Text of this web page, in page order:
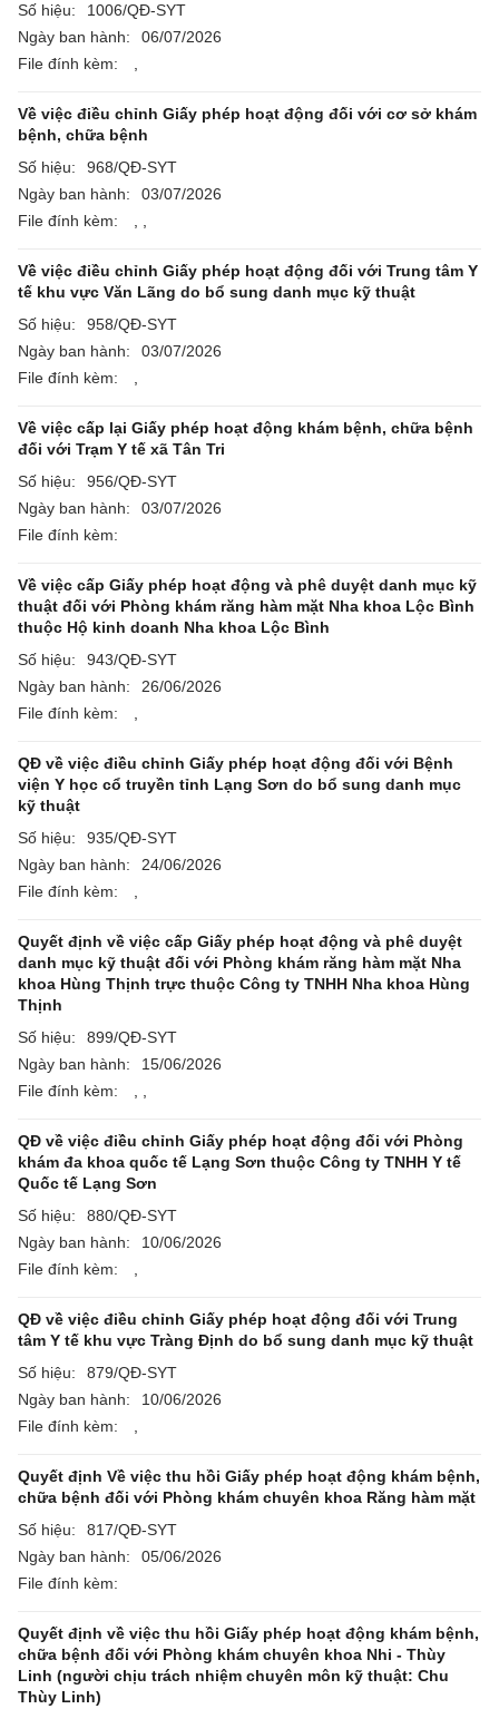
Số hiệu:
1006/QĐ-SYT
Ngày ban hành:
06/07/2026
File đính kèm:
Về việc điều chỉnh Giấy phép hoạt động đối với cơ sở khám
bệnh, chữa bệnh
Số hiệu:
968/QĐ-SYT
Ngày ban hành:
03/07/2026
File đính kèm:
Về việc điều chỉnh Giấy phép hoạt động đối với Trung tâm Y
tế khu vực Văn Lãng do bổ sung danh mục kỹ thuật
Số hiệu:
958/QĐ-SYT
Ngày ban hành:
03/07/2026
File đính kèm:
Về việc cấp lại Giấy phép hoạt động khám bệnh, chữa bệnh
đối với Trạm Y tế xã Tân Tri
Số hiệu:
956/QĐ-SYT
Ngày ban hành:
03/07/2026
File đính kèm:
Về việc cấp Giấy phép hoạt động và phê duyệt danh mục kỹ
thuật đối với Phòng khám răng hàm mặt Nha khoa Lộc Bình
thuộc Hộ kinh doanh Nha khoa Lộc Bình
Số hiệu:
943/QĐ-SYT
Ngày ban hành:
26/06/2026
File đính kèm:
QĐ về việc điều chỉnh Giấy phép hoạt động đối với Bệnh
viện Y học cổ truyền tỉnh Lạng Sơn do bổ sung danh mục
kỹ thuật
Số hiệu:
935/QĐ-SYT
Ngày ban hành:
24/06/2026
File đính kèm:
Quyết định về việc cấp Giấy phép hoạt động và phê duyệt
danh mục kỹ thuật đối với Phòng khám răng hàm mặt Nha
khoa Hùng Thịnh trực thuộc Công ty TNHH Nha khoa Hùng
Thịnh
Số hiệu:
899/QĐ-SYT
Ngày ban hành:
15/06/2026
File đính kèm:
QĐ về việc điều chỉnh Giấy phép hoạt động đối với Phòng
khám đa khoa quốc tế Lạng Sơn thuộc Công ty TNHH Y tế
Quốc tế Lạng Sơn
Số hiệu:
880/QĐ-SYT
Ngày ban hành:
10/06/2026
File đính kèm:
QĐ về việc điều chỉnh Giấy phép hoạt động đối với Trung
tâm Y tế khu vực Tràng Định do bổ sung danh mục kỹ thuật
Số hiệu:
879/QĐ-SYT
Ngày ban hành:
10/06/2026
File đính kèm:
Quyết định Về việc thu hồi Giấy phép hoạt động khám bệnh,
chữa bệnh đối với Phòng khám chuyên khoa Răng hàm mặt
Số hiệu:
817/QĐ-SYT
Ngày ban hành:
05/06/2026
File đính kèm:
Quyết định về việc thu hồi Giấy phép hoạt động khám bệnh,
chữa bệnh đối với Phòng khám chuyên khoa Nhi - Thùy
Linh (người chịu trách nhiệm chuyên môn kỹ thuật: Chu
Thùy Linh)